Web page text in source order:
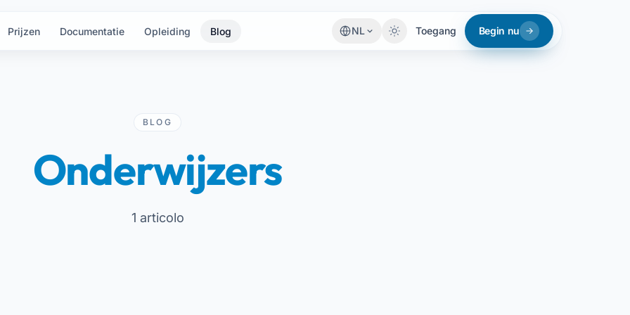
Prijzen Documentatie Opleiding Blog NL Toegang Begin nu
BLOG
Onderwijzers
1 articolo